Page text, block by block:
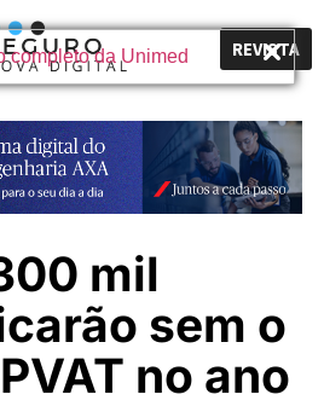
REVISTA
mil
sem o
no ano